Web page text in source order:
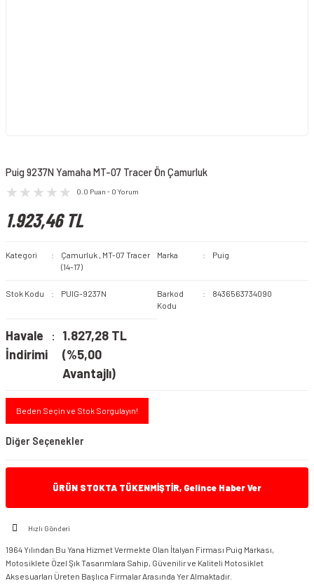
Puig 9237N Yamaha MT-07 Tracer Ön Çamurluk
0.0 Puan - 0 Yorum
1.923,46 TL
Kategori Çamurluk , MT-07 Tracer
(14-17)
Marka Puig
Stok Kodu PUIG-9237N
Barkod
Kodu
8436563734090
Havale
İndirimi
1.827,28 TL
(%5,00
Avantajlı)
Beden Seçin ve Stok Sorgulayın!
Diğer Seçenekler
ÜRÜN STOKTA TÜKENMİŞTİR, Gelince Haber Ver
Hızlı Gönderi
1964 Yılından Bu Yana Hizmet Vermekte Olan İtalyan Firması Puig Markası,
Motosiklete Özel Şık Tasarımlara Sahip, Güvenilir ve Kaliteli Motosiklet
Aksesuarları Üreten Başlıca Firmalar Arasında Yer Almaktadır.